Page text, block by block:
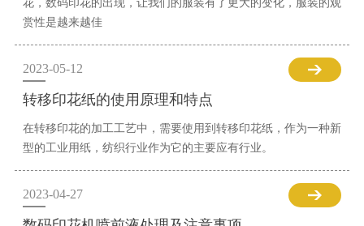
花，数码印花的出现，让我们的服装有了更大的变化，服装的观
赏性是越来越佳
2023-05-12
转移印花纸的使用原理和特点
在转移印花的加工工艺中，需要使用到转移印花纸，作为一种新
型的工业用纸，纺织行业作为它的主要应有行业。
2023-04-27